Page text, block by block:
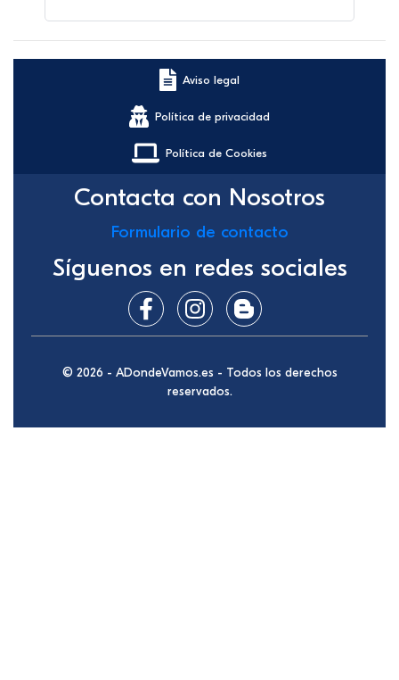
Aviso legal
Política de privacidad
Política de Cookies
Contacta con Nosotros
Formulario de contacto
Síguenos en redes sociales
© 2026 - ADondeVamos.es - Todos los derechos
reservados.